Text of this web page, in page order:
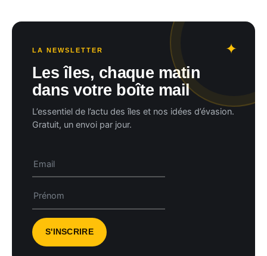
LA NEWSLETTER
Les îles, chaque matin
dans votre boîte mail
L’essentiel de l’actu des îles et nos idées d’évasion.
Gratuit, un envoi par jour.